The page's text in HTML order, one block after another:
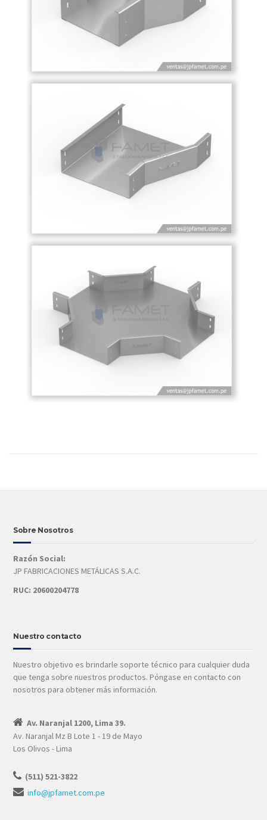
Sobre Nosotros
Razón Social:
JP FABRICACIONES METÁLICAS S.A.C.
RUC: 20600204778
Nuestro contacto
Nuestro objetivo es brindarle soporte técnico para cualquier duda
que tenga sobre nuestros productos. Póngase en contacto con
nosotros para obtener más información.
Av. Naranjal 1200, Lima 39.
Av. Naranjal Mz B Lote 1 - 19 de Mayo
Los Olivos - Lima
(511) 521-3822
info@jpfamet.com.pe